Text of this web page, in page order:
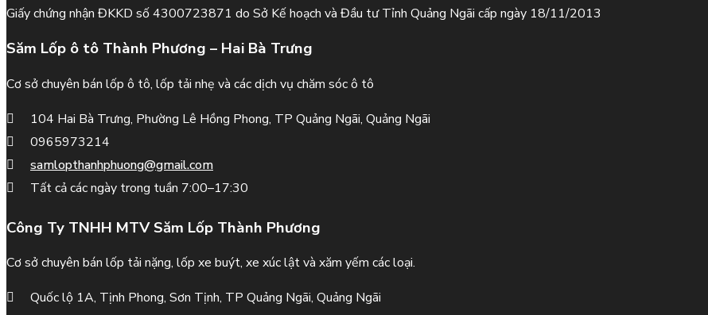
Giấy chứng nhận ĐKKD số 4300723871 do Sở Kế hoạch và Đầu tư Tỉnh Quảng Ngãi cấp ngày 18/11/2013
Săm Lốp ô tô Thành Phương – Hai Bà Trưng
Cơ sở chuyên bán lốp ô tô, lốp tải nhẹ và các dịch vụ chăm sóc ô tô
104 Hai Bà Trưng, Phường Lê Hồng Phong, TP Quảng Ngãi, Quảng Ngãi
0965973214
samlopthanhphuong@gmail.com
Tất cả các ngày trong tuần 7:00–17:30
Công Ty TNHH MTV Săm Lốp Thành Phương
Cơ sở chuyên bán lốp tải nặng, lốp xe buýt, xe xúc lật và xăm yếm các loại.
Quốc lộ 1A, Tịnh Phong, Sơn Tịnh, TP Quảng Ngãi, Quảng Ngãi